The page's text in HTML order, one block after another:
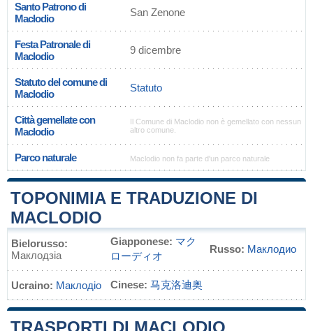
Santo Patrono di
Maclodio
San Zenone
Festa Patronale di
Maclodio
9 dicembre
Statuto del comune di
Maclodio
Statuto
Città gemellate con
Maclodio
Il Comune di Maclodio non è gemellato con nessun
altro comune.
Parco naturale Maclodio non fa parte d'un parco naturale
TOPONIMIA E TRADUZIONE DI
MACLODIO
Bielorusso:
Маклодзіа
Giapponese: マク
ローディオ
Russo: Маклодио
Ucraino: Маклодіо Cinese: 马克洛迪奥
TRASPORTI DI MACLODIO